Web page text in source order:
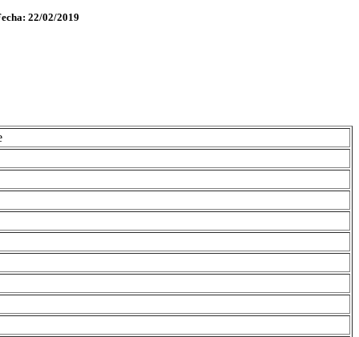
22/02/2019